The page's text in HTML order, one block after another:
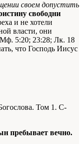
своем допустить
свободни
и не хотели
власти, они
Мф. 5:20; 23:28; Лк. 18
что Господь Иисус
Том 1. С-
пребывает вечно.